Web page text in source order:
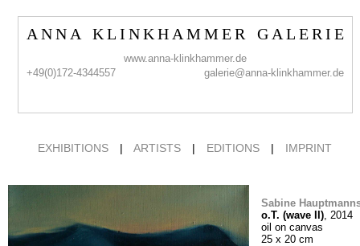
A N N A K L I N K H A M M E R G A L E R I E
www.anna-klinkhammer.de
+49(0)172-4344557
galerie@anna-klinkhammer.de
EXHIBITIONS | ARTISTS | EDITIONS | IMPRINT
Sabine
o.T. (wave II), 2014
oil on canvas
25 x 20 cm